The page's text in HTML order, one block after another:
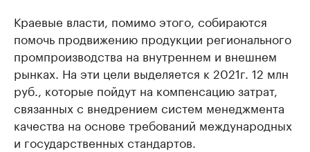
Краевые власти, помимо этого, собираются
помочь продвижению продукции регионального
промпроизводства на внутреннем и внешнем
рынках. На эти цели выделяется к 2021г. 12 млн
руб., которые пойдут на компенсацию затрат,
связанных с внедрением систем менеджмента
качества на основе требований международных
и государственных стандартов.